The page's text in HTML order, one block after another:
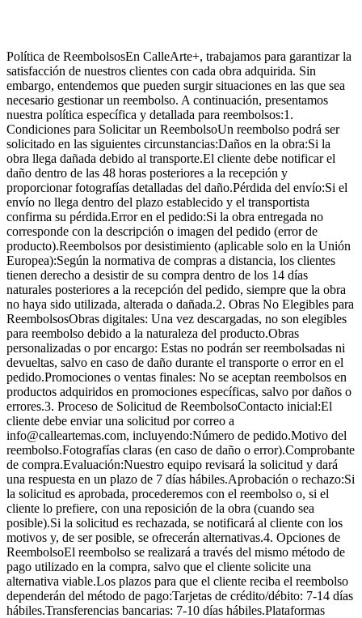
Política de ReembolsosEn CalleArte+, trabajamos para garantizar la
satisfacción de nuestros clientes con cada obra adquirida. Sin
embargo, entendemos que pueden surgir situaciones en las que sea
necesario gestionar un reembolso. A continuación, presentamos
nuestra política específica y detallada para reembolsos:1.
Condiciones para Solicitar un ReembolsoUn reembolso podrá ser
solicitado en las siguientes circunstancias:Daños en la obra:Si la
obra llega dañada debido al transporte.El cliente debe notificar el
daño dentro de las 48 horas posteriores a la recepción y
proporcionar fotografías detalladas del daño.Pérdida del envío:Si el
envío no llega dentro del plazo establecido y el transportista
confirma su pérdida.Error en el pedido:Si la obra entregada no
corresponde con la descripción o imagen del pedido (error de
producto).Reembolsos por desistimiento (aplicable solo en la Unión
Europea):Según la normativa de compras a distancia, los clientes
tienen derecho a desistir de su compra dentro de los 14 días
naturales posteriores a la recepción del pedido, siempre que la obra
no haya sido utilizada, alterada o dañada.2. Obras No Elegibles para
ReembolsosObras digitales: Una vez descargadas, no son elegibles
para reembolso debido a la naturaleza del producto.Obras
personalizadas o por encargo: Estas no podrán ser reembolsadas ni
devueltas, salvo en caso de daño durante el transporte o error en el
pedido.Promociones o ventas finales: No se aceptan reembolsos en
productos adquiridos en promociones específicas, salvo por daños o
errores.3. Proceso de Solicitud de ReembolsoContacto inicial:El
cliente debe enviar una solicitud por correo a
info@calleartemas.com, incluyendo:Número de pedido.Motivo del
reembolso.Fotografías claras (en caso de daño o error).Comprobante
de compra.Evaluación:Nuestro equipo revisará la solicitud y dará
una respuesta en un plazo de 7 días hábiles.Aprobación o rechazo:Si
la solicitud es aprobada, procederemos con el reembolso o, si el
cliente lo prefiere, con una reposición de la obra (cuando sea
posible).Si la solicitud es rechazada, se notificará al cliente con los
motivos y, de ser posible, se ofrecerán alternativas.4. Opciones de
ReembolsoEl reembolso se realizará a través del mismo método de
pago utilizado en la compra, salvo que el cliente solicite una
alternativa viable.Los plazos para que el cliente reciba el reembolso
dependerán del método de pago:Tarjetas de crédito/débito: 7-14 días
hábiles.Transferencias bancarias: 7-10 días hábiles.Plataformas